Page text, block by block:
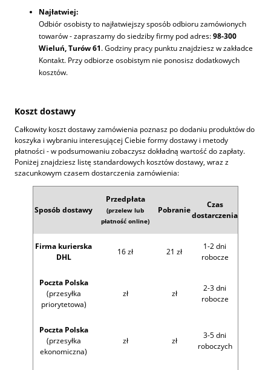
Najłatwiej:
Odbiór osobisty ­to najłatwiejszy sposób odbioru zamówionych
towarów - zapraszamy do siedziby firmy pod adres:98-300
Wieluń, Turów 61. Godziny pracy punktu znajdziesz w zakładce
Kontakt. Przy odbiorze osobistym nie ponosisz dodatkowych
kosztów.
Koszt dostawy
Całkowity koszt dostawy zamówienia poznasz po dodaniu produktów do
koszyka i wybraniu interesującej Ciebie formy dostawy i metody
płatności - w podsumowaniu zobaczysz dokładną wartość do zapłaty.
Poniżej znajdziesz listę standardowych kosztów dostawy, wraz z
szacunkowym czasem dostarczenia zamówienia:
Sposób dostawy
Przedpłata
(przelew lub
płatność online)
Pobranie
Czas
dostarczenia
Firma kurierska
DHL
16 zł 21 zł
1-2 dni
robocze
Poczta Polska
(przesyłka
priorytetowa)
zł zł
2-3 dni
robocze
Poczta Polska
(przesyłka
ekonomiczna)
zł zł
3-5 dni
roboczych